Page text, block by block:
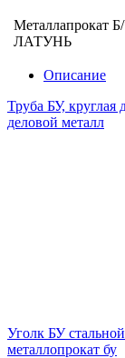
Металлапрокат
ЛАТУНЬ
Описание
Труба БУ, круглая
деловой металл
Уголк БУ
металлопрокат бу